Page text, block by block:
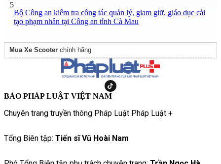
5
Bộ Công an kiểm tra công tác quản lý, giam giữ, giáo dục cải
tạo phạm nhân tại Công an tỉnh Cà Mau
Mua Xe Scooter chính hãng
BÁO PHÁP LUẬT VIỆT NAM
Chuyên trang truyền thông Pháp Luật Pháp Luật +
Tổng Biên tập: Tiến sĩ Vũ Hoài Nam